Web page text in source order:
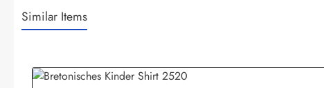
Similar Items